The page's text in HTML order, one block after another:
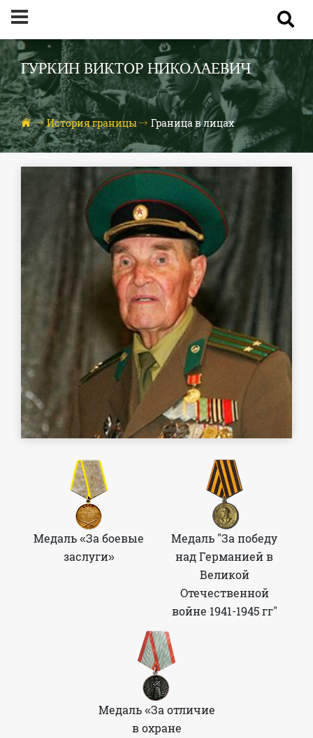
ГУРКИН ВИКТОР НИКОЛАЕВИЧ
История границы Граница в лицах
Медаль «За боевые
заслуги»
Медаль "За победу
над Германией в
Великой
Отечественной
войне 1941-1945 гг"
Медаль «За отличие
в охране